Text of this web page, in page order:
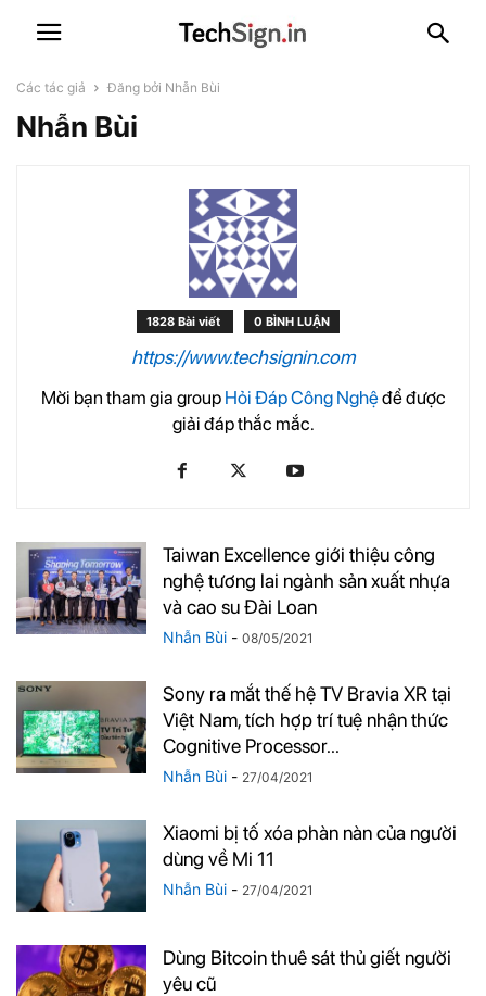
Các tác giả Đăng bởi Nhẫn Bùi
Nhẫn Bùi
1828 Bài viết 0 BÌNH LUẬN
https://www.techsignin.com
Mời bạn tham gia group Hỏi Đáp Công Nghệđể được
giải đáp thắc mắc.
Taiwan Excellence giới thiệu công
nghệ tương lai ngành sản xuất nhựa
và cao su Đài Loan
Nhẫn Bùi - 08/05/2021
Sony ra mắt thế hệ TV Bravia XR tại
Việt Nam, tích hợp trí tuệ nhận thức
Cognitive Processor...
Nhẫn Bùi - 27/04/2021
Xiaomi bị tố xóa phàn nàn của người
dùng về Mi 11
Nhẫn Bùi - 27/04/2021
Dùng Bitcoin thuê sát thủ giết người
yêu cũ